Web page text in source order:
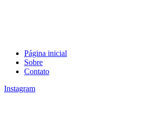
Página inicial
Sobre
Contato
Instagram